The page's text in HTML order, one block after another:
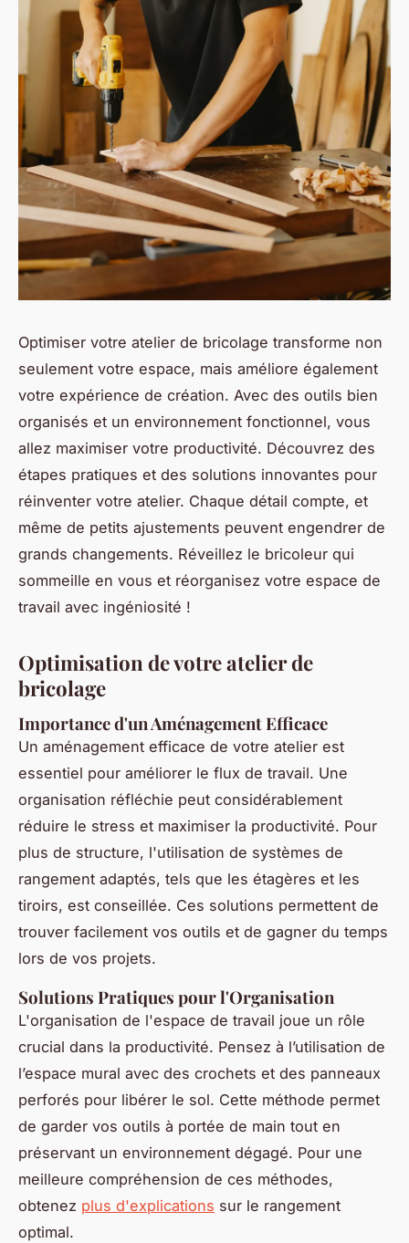
Optimiser votre atelier de bricolage transforme non
seulement votre espace, mais améliore également
votre expérience de création. Avec des outils bien
organisés et un environnement fonctionnel, vous
allez maximiser votre productivité. Découvrez des
étapes pratiques et des solutions innovantes pour
réinventer votre atelier. Chaque détail compte, et
même de petits ajustements peuvent engendrer de
grands changements. Réveillez le bricoleur qui
sommeille en vous et réorganisez votre espace de
travail avec ingéniosité !
Optimisation de votre atelier de
bricolage
Importance d'un Aménagement Efficace
Un aménagement efficace de votre atelier est
essentiel pour améliorer le flux de travail. Une
organisation réfléchie peut considérablement
réduire le stress et maximiser la productivité. Pour
plus de structure, l'utilisation de systèmes de
rangement adaptés, tels que les étagères et les
tiroirs, est conseillée. Ces solutions permettent de
trouver facilement vos outils et de gagner du temps
lors de vos projets.
Solutions Pratiques pour l'Organisation
L'organisation de l'espace de travail joue un rôle
crucial dans la productivité. Pensez à l’utilisation de
l’espace mural avec des crochets et des panneaux
perforés pour libérer le sol. Cette méthode permet
de garder vos outils à portée de main tout en
préservant un environnement dégagé. Pour une
meilleure compréhension de ces méthodes,
obtenez plus d'explications sur le rangement
optimal.